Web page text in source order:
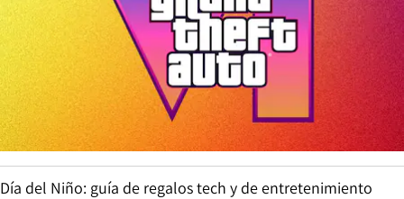
Día del Niño: guía de regalos tech y de entretenimiento